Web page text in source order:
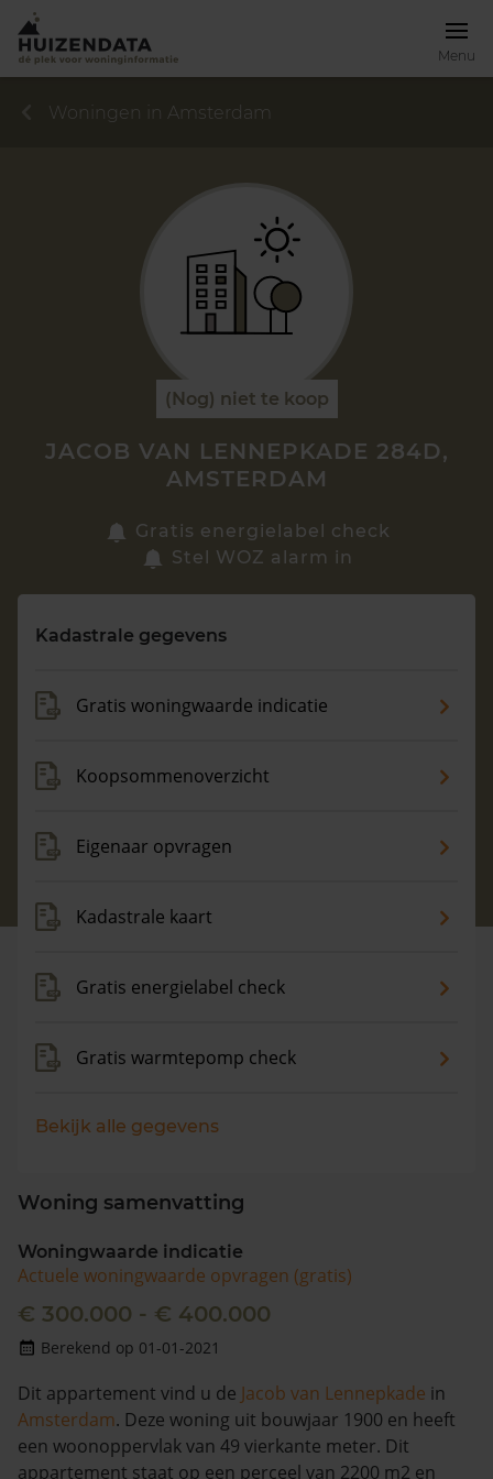
Menu
Vragen? Neem contact met ons op
088 220 4200
Woningen in Amsterdam
(Nog) niet te koop
JACOB VAN LENNEPKADE 284D,
AMSTERDAM
Gratis energielabel check
Stel WOZ alarm in
Kadastrale gegevens
Gratis woningwaarde indicatie
Koopsommenoverzicht
Eigenaar opvragen
Kadastrale kaart
Gratis energielabel check
Gratis warmtepomp check
Bekijk alle gegevens
Woning samenvatting
Woningwaarde indicatie
Actuele woningwaarde opvragen (gratis)
€ 300.000 - € 400.000
Berekend op 01-01-2021
Dit appartement vind u de Jacob van Lennepkade in
Amsterdam. Deze woning uit bouwjaar 1900 en heeft
een woonoppervlak van 49 vierkante meter. Dit
appartement staat op een perceel van 2200 m2 en